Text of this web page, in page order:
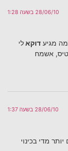
28/06/10 בשעה 1:28
מגיע דוקאלי
אשמח
28/06/10 בשעה 1:37
מדי בכינוי